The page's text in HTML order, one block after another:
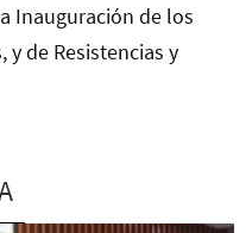
Inauguración de los
y de Resistencias y